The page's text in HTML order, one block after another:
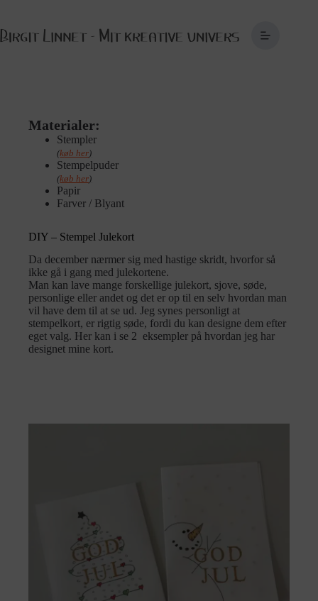
indhold
Materialer:
Stempler
(køb her)
Stempelpuder
(køb her)
Papir
Farver / Blyant
DIY – Stempel Julekort
Da december nærmer sig med hastige skridt, hvorfor så
ikke gå i gang med julekortene.
Man kan lave mange forskellige julekort, sjove, søde,
personlige eller andet og det er op til en selv hvordan man
vil have dem til at se ud. Jeg synes personligt at
stempelkort, er rigtig søde, fordi du kan designe dem efter
eget valg. Her kan i se 2 eksempler på hvordan jeg har
designet mine kort.